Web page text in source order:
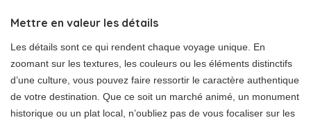
Mettre en valeur les détails
Les détails sont ce qui rendent chaque voyage unique. En
zoomant sur les textures, les couleurs ou les éléments distinctifs
d’une culture, vous pouvez faire ressortir le caractère authentique
de votre destination. Que ce soit un marché animé, un monument
historique ou un plat local, n’oubliez pas de vous focaliser sur les